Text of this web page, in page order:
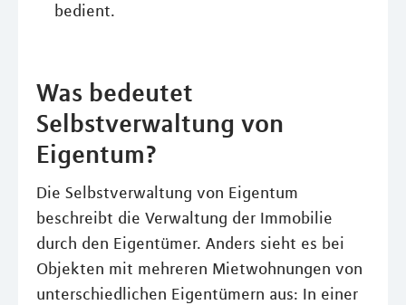
bedient.
Was bedeutet
Selbstverwaltung von
Eigentum?
Die Selbstverwaltung von Eigentum
beschreibt die Verwaltung der Immobilie
durch den Eigentümer. Anders sieht es bei
Objekten mit mehreren Mietwohnungen von
unterschiedlichen Eigentümern aus: In einer